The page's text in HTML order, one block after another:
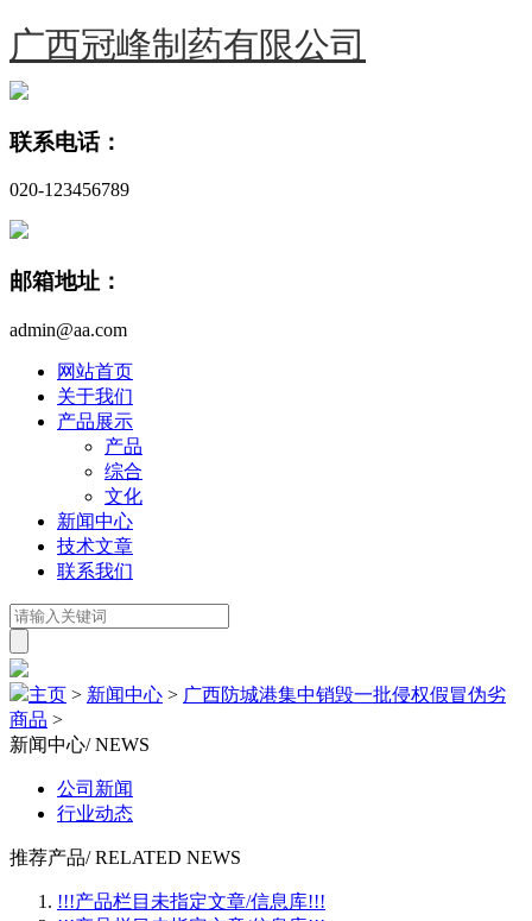
广西冠峰制药有限公司
联系电话：
020-123456789
邮箱地址：
admin@aa.com
网站首页
关于我们
产品展示
产品
综合
文化
新闻中心
技术文章
联系我们
主页 > 新闻中心 > 广西防城港集中销毁一批侵权假冒伪劣
商品 >
新闻中心/ NEWS
公司新闻
行业动态
推荐产品/ RELATED NEWS
!!!产品栏目未指定文章/信息库!!!